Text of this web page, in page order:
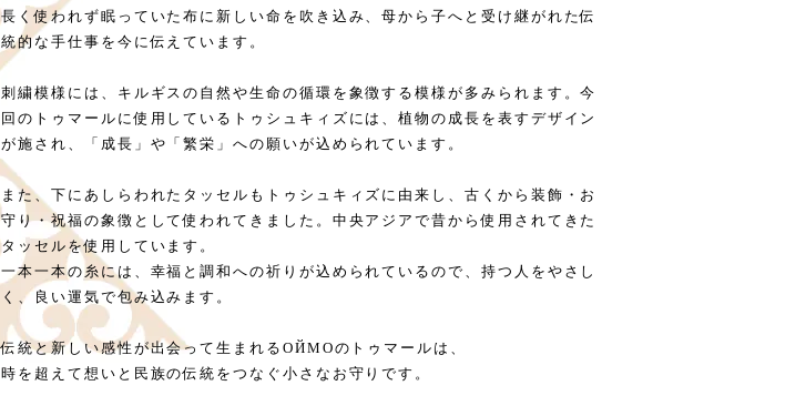
長く使われず眠っていた布に新しい命を吹き込み、母から子へと受け継がれた伝
統的な手仕事を今に伝えています。
刺繍模様には、キルギスの自然や生命の循環を象徴する模様が多みられます。今
回のトゥマールに使用しているトゥシュキィズには、植物の成長を表すデザイン
が施され、「成長」や「繁栄」への願いが込められています。
また、下にあしらわれたタッセルもトゥシュキィズに由来し、古くから装飾・お
守り・祝福の象徴として使われてきました。中央アジアで昔から使用されてきた
タッセルを使用しています。
一本一本の糸には、幸福と調和への祈りが込められているので、持つ人をやさし
く、良い運気で包み込みます。
伝統と新しい感性が出会って生まれるОЙМОのトゥマールは、
時を超えて想いと民族の伝統をつなぐ小さなお守りです。